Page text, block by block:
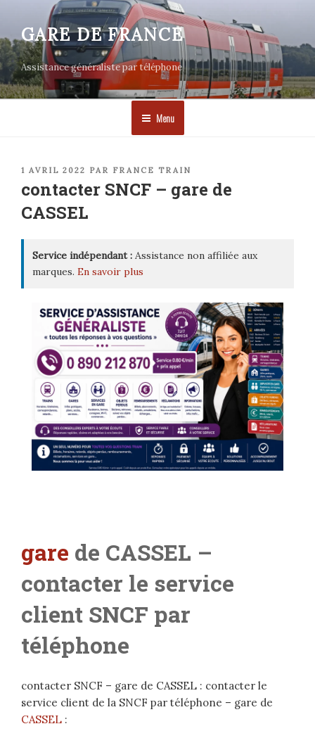
contenu
principal
GARE DE FRANCE
Assistance généraliste par téléphone
Menu
PUBLIÉ
1 AVRIL 2022 PAR FRANCE TRAIN
contacter SNCF – gare de
CASSEL
Service indépendant : Assistance non affiliée aux
marques. En savoir plus
gare de CASSEL –
contacter le service
client SNCF par
téléphone
contacter SNCF – gare de CASSEL : contacter le
service client de la SNCF par téléphone – gare de
CASSEL :